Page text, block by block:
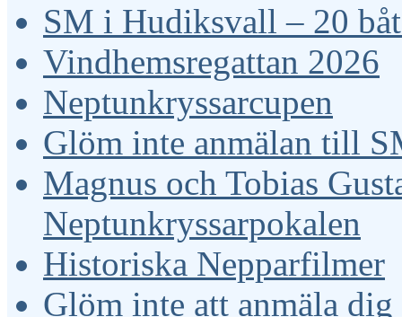
SM i Hudiksvall – 20
Vindhemsregattan 2026
Neptunkryssarcupen
Glöm inte anmälan till
Magnus och Tobias
Neptunkryssarpokalen
Historiska Nepparfilmer
Glöm inte att anmäla